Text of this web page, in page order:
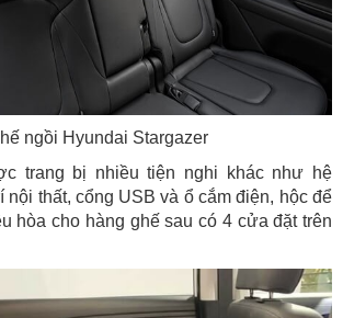
ngồi Hyundai Stargazer
trang bị nhiều tiện nghi khác như hệ
nội thất, cổng USB và ổ cắm điện, hộc để
hòa cho hàng ghế sau có 4 cửa đặt trên